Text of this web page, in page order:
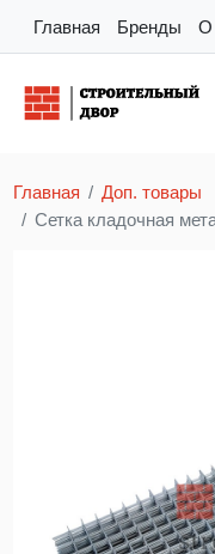
Главная Бренды О
Главная
Доп. товары
Сетка кладочная